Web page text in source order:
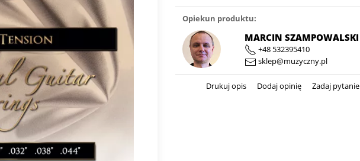
Opiekun produktu:
MARCIN SZAMPOWALSKI
+48 532395410
sklep@muzyczny.pl
Drukuj opis Dodaj opinię Zadaj pytanie